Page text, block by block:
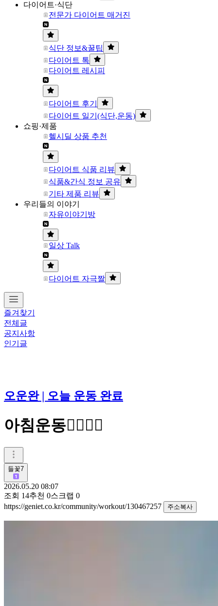
다이어트·식단
전문가 다이어트 매거진
식단 정보&꿀팁
다이어트 톡
다이어트 레시피
다이어트 후기
다이어트 일기(식단,운동)
쇼핑·제품
헬시딜 상품 추천
다이어트 식품 리뷰
식품&간식 정보 공유
기타 제품 리뷰
우리들의 이야기
자유이야기방
일상 Talk
다이어트 자극짤
즐겨찾기
전체글
공지사항
인기글
오운완 | 오늘 운동 완료
아침운동🚶‍♀️🚶‍♂️
들꽃7
2026.05.20 08:07
조회 14추천 0스크랩 0
https://geniet.co.kr/community/workout/130467257
주소복사